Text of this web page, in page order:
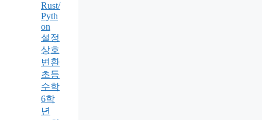
Rust/
Pyth
on
설정
상호
변환
초등
수학
6학
년